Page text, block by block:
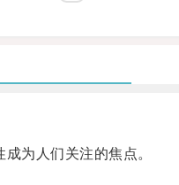
为人们关注的焦点。